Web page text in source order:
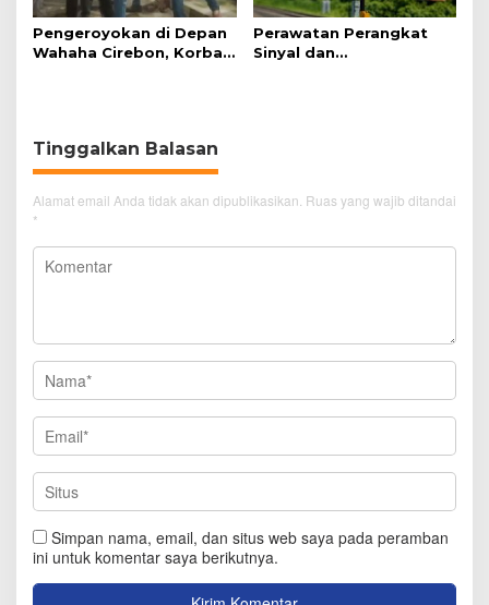
Pengeroyokan di Depan
Wahaha Cirebon, Korban
Perawatan Perangkat
Sinyal dan
Tinggalkan Balasan
Alamat email Anda tidak akan dipublikasikan. Ruas yang wajib ditandai
*
Simpan nama, email, dan situs web saya pada peramban
ini untuk komentar saya berikutnya.